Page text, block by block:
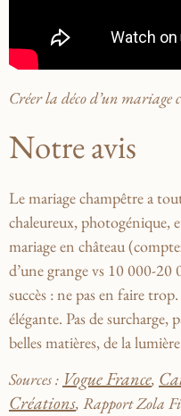
Créer la déco d’un
Notre avis
Le mariage champêtre a
chaleureux, photogénique,
mariage en château
d’une grange vs 10 000-
succès : ne pas en faire
élégante. Pas de
belles matières, de la
Sources : Vogue France,
Créations, Rapport Zola